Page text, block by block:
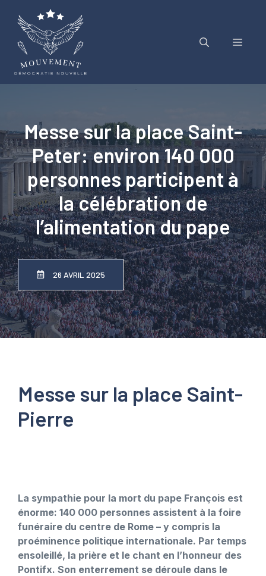
contenu
Menu
Messe sur la place Saint-
Peter: environ 140 000
personnes participent à
la célébration de
l’alimentation du pape
26 AVRIL 2025
Messe sur la place Saint-
Pierre
La sympathie pour la mort du pape François est
énorme: 140 000 personnes assistent à la foire
funéraire du centre de Rome – y compris la
proéminence politique internationale. Par temps
ensoleillé, la prière et le chant en l’honneur des
Pontifx. Son enterrement se déroule dans le